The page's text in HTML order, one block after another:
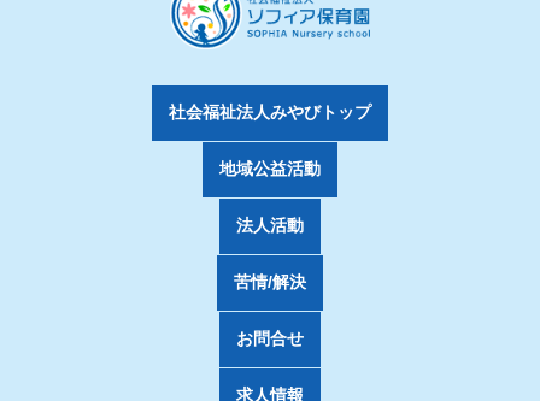
社会福祉法人みやびトップ
地域公益活動
法人活動
苦情/解決
お問合せ
求人情報